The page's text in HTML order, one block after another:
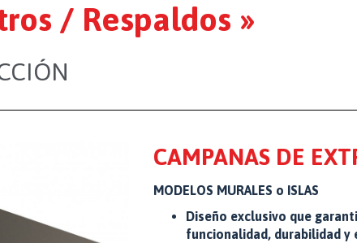
/ Respaldos »
CAMPANAS DE
MODELOS MURALES o ISLAS
Diseño exclusivo que
funcionalidad, durabilidad y